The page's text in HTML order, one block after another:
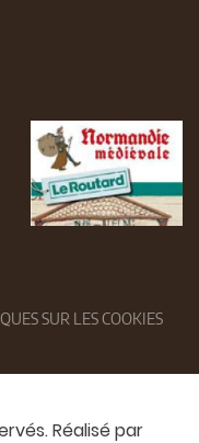
SUR LES COOKIES
Réalisé par